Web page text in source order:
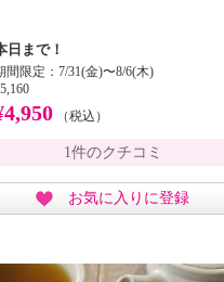
日まで！
間限定：7/31(金)〜8/6(木)
（税込）
1件のクチコミ
お気に入りに登録